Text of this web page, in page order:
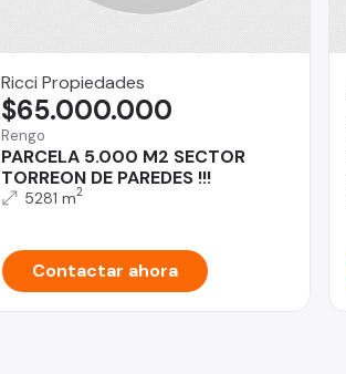
Ricci Propiedades
Rengo
PARCELA 5.000 M2 SECTOR
TORREON DE PAREDES !!!
$65.000.000
5281 m2
Contactar ahora